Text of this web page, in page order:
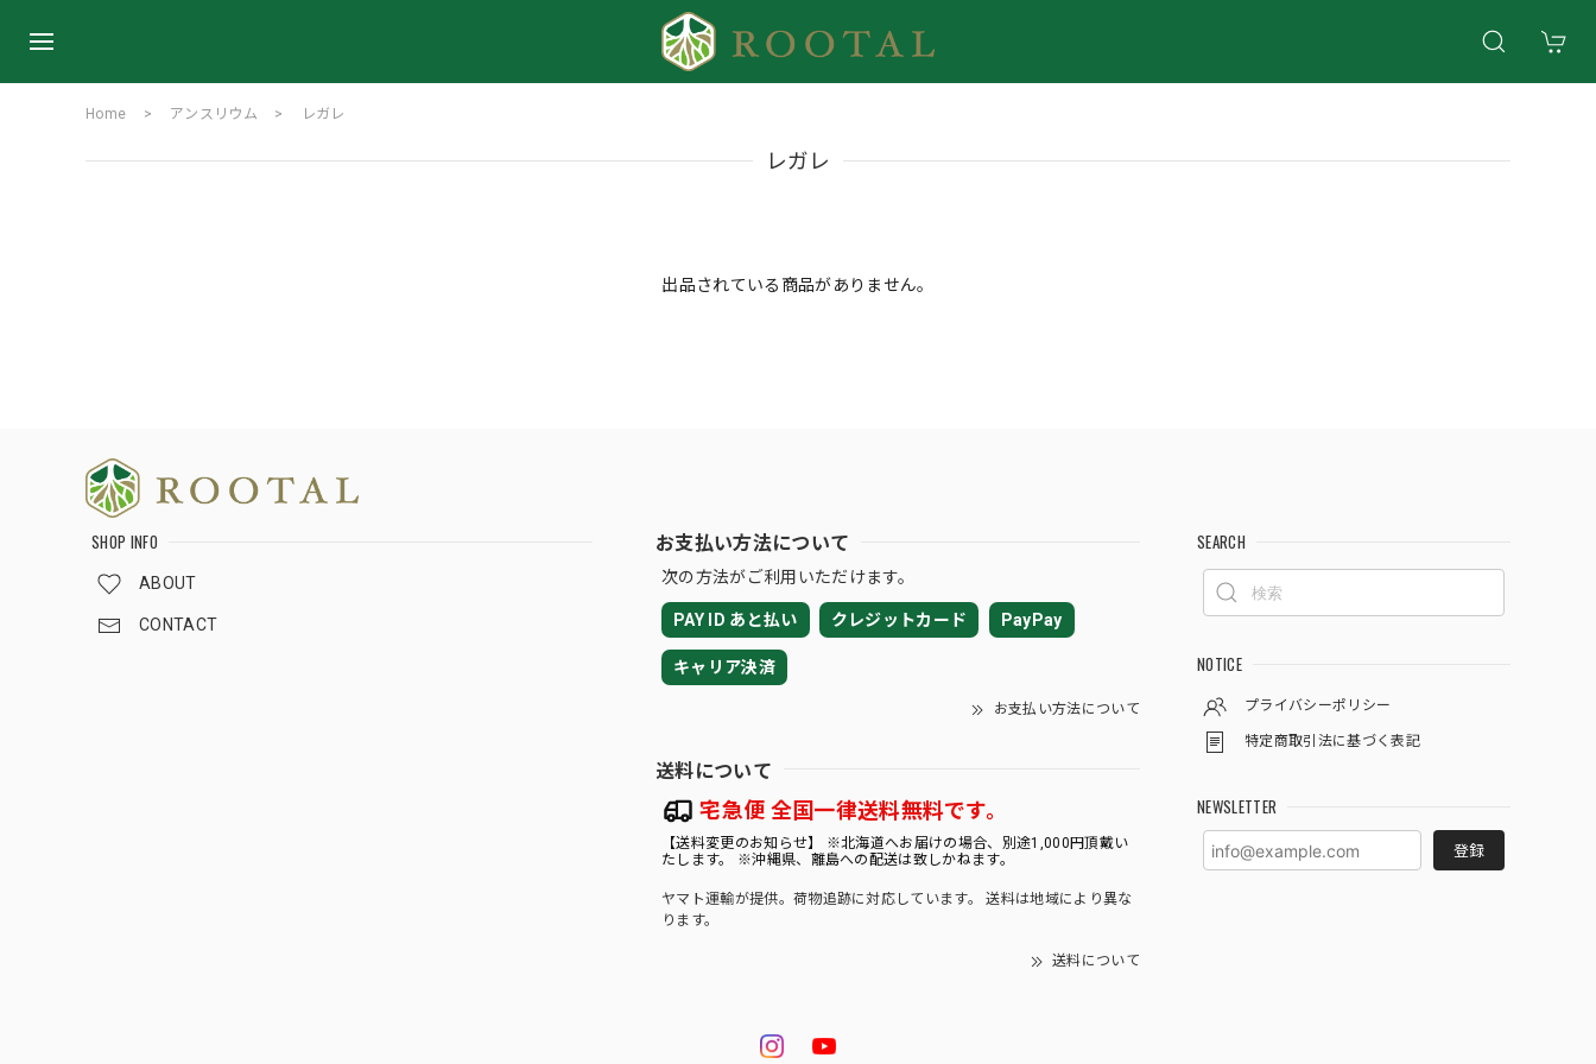
Home アンスリウム レガレ
レガレ
出品されている商品がありません。
SHOP INFO
ABOUT
CONTACT
お支払い方法について
次の方法がご利用いただけます。
PAY ID あと払い クレジットカード PayPay
キャリア決済
お支払い方法について
送料について
宅急便 全国一律送料無料です。
【送料変更のお知らせ】 ※北海道へお届けの場合、別途1,000円頂戴い
たします。 ※沖縄県、離島への配送は致しかねます。
ヤマト運輸が提供。荷物追跡に対応しています。 送料は地域により異な
ります。
送料について
SEARCH
NOTICE
プライバシーポリシー
特定商取引法に基づく表記
NEWSLETTER
登録